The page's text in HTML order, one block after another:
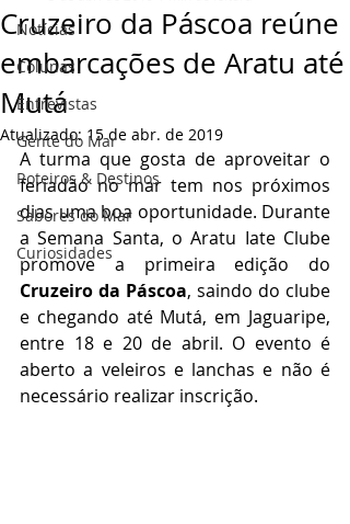
Notícias
Colunas
Entrevistas
Gente do Mar
Roteiros & Destinos
Sabores do Mar
Curiosidades
Cruzeiro da Páscoa reúne
embarcações de Aratu até
Mutá
Atualizado: 15 de abr. de 2019
A turma que gosta de aproveitar o
feriadão no mar tem nos próximos
dias uma boa oportunidade. Durante
a Semana Santa, o Aratu Iate Clube
Cruzeiro da Páscoa, saindo do clube
e chegando até Mutá, em Jaguaripe,
entre 18 e 20 de abril. O evento é
aberto a veleiros e lanchas e não é
necessário realizar inscrição.